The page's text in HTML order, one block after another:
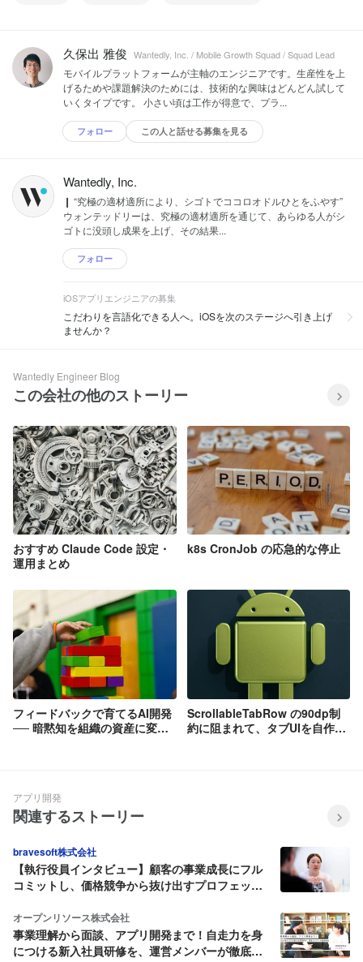
久保出 雅俊 Wantedly, Inc. / Mobile Growth Squad / Squad Lead
モバイルプラットフォームが主軸のエンジニアです。生産性を上
げるためや課題解決のためには、技術的な興味はどんどん試して
いくタイプです。 小さい頃は工作が得意で、プラ...
フォロー この人と話せる募集を見る
Wantedly, Inc.
❙ “究極の適材適所により、シゴトでココロオドルひとをふやす”
ウォンテッドリーは、究極の適材適所を通じて、あらゆる人がシ
ゴトに没頭し成果を上げ、その結果...
フォロー
iOSアプリエンジニアの募集
こだわりを言語化できる人へ。iOSを次のステージへ引き上げ
ませんか？
Wantedly Engineer Blog
この会社の他のストーリー
おすすめ Claude Code 設定・
運用まとめ
k8s CronJob の応急的な停止
フィードバックで育てるAI開発
── 暗黙知を組織の資産に変え
ScrollableTabRow の90dp制
約に阻まれて、タブUIを自作し
アプリ開発
関連するストーリー
bravesoft株式会社
【執行役員インタビュー】顧客の事業成長にフル
コミットし、価格競争から抜け出すプロフェッシ
オープンリソース株式会社
事業理解から面談、アプリ開発まで！自走力を身
につける新入社員研修を、運営メンバーが徹底解